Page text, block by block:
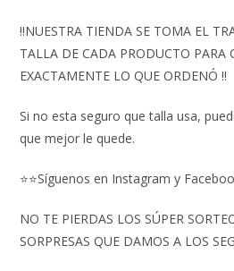
‼️NUESTRA TIENDA SE TOMA EL
TALLA DE CADA PRODUCTO PARA
EXACTAMENTE LO QUE ORDENÓ ‼️
Si no esta seguro que talla usa,
que mejor le quede.
⭐⭐Síguenos en Instagram y
NO TE PIERDAS LOS SÚPER
SORPRESAS QUE DAMOS A LOS